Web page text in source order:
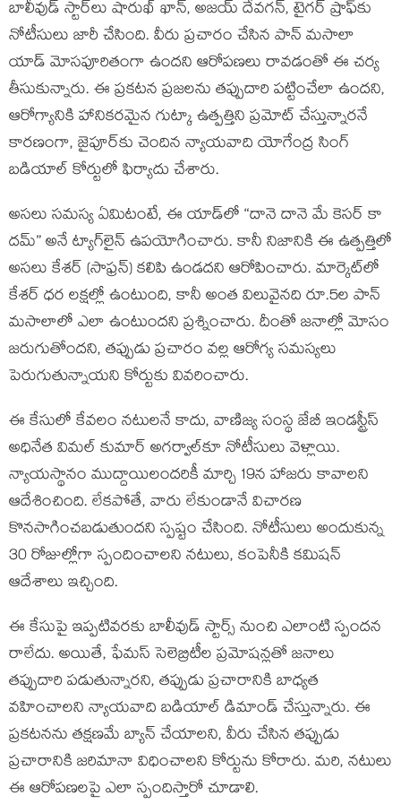
బాలీవుడ్ స్టార్‌లు షారుఖ్ ఖాన్, అజయ్ దేవగన్, టైగర్ ష్రాఫ్‌కు
నోటీసులు జారీ చేసింది. వీరు ప్రచారం చేసిన పాన్ మసాలా
యాడ్ మోసపూరితంగా ఉందని ఆరోపణలు రావడంతో ఈ చర్య
తీసుకున్నారు. ఈ ప్రకటన ప్రజలను తప్పుదారి పట్టించేలా ఉందని,
ఆరోగ్యానికి హానికరమైన గుట్కా ఉత్పత్తిని ప్రమోట్ చేస్తున్నారనే
కారణంగా, జైపూర్‌కు చెందిన న్యాయవాది యోగేంద్ర సింగ్
బడియాల్ కోర్టులో ఫిర్యాదు చేశారు.
అసలు సమస్య ఏమిటంటే, ఈ యాడ్‌లో “దానె దానె మే కెసర్ కా
దమ్” అనే ట్యాగ్‌లైన్ ఉపయోగించారు. కానీ నిజానికి ఈ ఉత్పత్తిలో
అసలు కేశర్ (సాఫ్రన్) కలిపి ఉండదని ఆరోపించారు. మార్కెట్‌లో
కేశర్ ధర లక్షల్లో ఉంటుంది, కానీ అంత విలువైనది రూ.5ల పాన్
మసాలాలో ఎలా ఉంటుందని ప్రశ్నించారు. దీంతో జనాల్లో మోసం
జరుగుతోందని, తప్పుడు ప్రచారం వల్ల ఆరోగ్య సమస్యలు
పెరుగుతున్నాయని కోర్టుకు వివరించారు.
ఈ కేసులో కేవలం నటులనే కాదు, వాణిజ్య సంస్థ జేబీ ఇండస్ట్రీస్
అధినేత విమల్ కుమార్ అగర్వాల్‌కూ నోటీసులు వెళ్లాయి.
న్యాయస్థానం ముద్దాయిలందరికీ మార్చి 19న హాజరు కావాలని
ఆదేశించింది. లేకపోతే, వారు లేకుండానే విచారణ
కొనసాగించబడుతుందని స్పష్టం చేసింది. నోటీసులు అందుకున్న
30 రోజుల్లోగా స్పందించాలని నటులు, కంపెనీకి కమిషన్
ఆదేశాలు ఇచ్చింది.
ఈ కేసుపై ఇప్పటివరకు బాలీవుడ్ స్టార్స్ నుంచి ఎలాంటి స్పందన
రాలేదు. అయితే, ఫేమస్ సెలెబ్రిటీల ప్రమోషన్లతో జనాలు
తప్పుదారి పడుతున్నారని, తప్పుడు ప్రచారానికి బాధ్యత
వహించాలని న్యాయవాది బడియాల్ డిమాండ్ చేస్తున్నారు. ఈ
ప్రకటనను తక్షణమే బ్యాన్ చేయాలని, వీరు చేసిన తప్పుడు
ప్రచారానికి జరిమానా విధించాలని కోర్టును కోరారు. మరి, నటులు
ఈ ఆరోపణలపై ఎలా స్పందిస్తారో చూడాలి.